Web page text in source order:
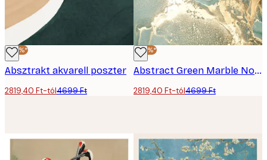
-40%*
Absztrakt akvarell poszter
2819,40 Ft-tól4699 Ft
-40%*
Abstract Green Marble No1 Poszter
2819,40 Ft-tól4699 Ft